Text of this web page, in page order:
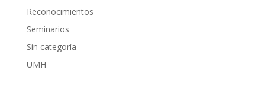
Reconocimientos
Seminarios
Sin categoría
UMH